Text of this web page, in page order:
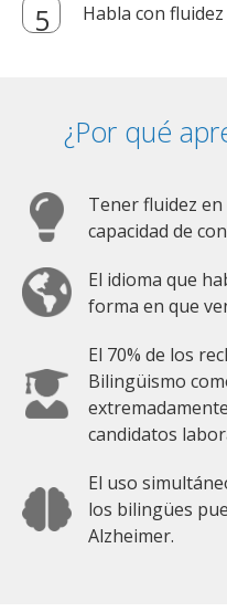
Habla con
¿Por qué
Tener fluidez
capacidad de
El idioma que
forma en que
El 70% de los
Bilingüismo
candidatos
El uso
los bilingües
Alzheimer.